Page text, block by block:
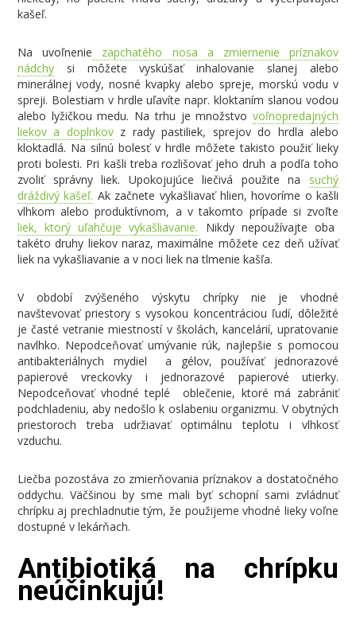
kašeľ.
Na uvoľnenie zapchatého nosa a zmiernenie príznakov
nádchysi môžete vyskúšať inhalovanie slanej alebo
minerálnej vody, nosné kvapky alebo spreje, morskú vodu v
spreji. Bolestiam v hrdle uľavíte napr. kloktaním slanou vodou
alebo lyžičkou medu. Na trhu je množstvovoľnopredajných
liekov a doplnkovz rady pastiliek, sprejov do hrdla alebo
kloktadlá. Na silnú bolesť v hrdle môžete takisto použiť lieky
proti bolesti. Pri kašli treba rozlišovať jeho druh a podľa toho
zvoliť správny liek. Upokojujúce liečivá použite na suchý
dráždivý kašeľ. Ak začnete vykašliavať hlien, hovoríme o kašli
vlhkom alebo produktívnom, a v takomto prípade si zvoľte
liek, ktorý uľahčuje vykašliavanie. Nikdy nepoužívajte oba
takéto druhy liekov naraz, maximálne môžete cez deň užívať
liek na vykašliavanie a v noci liek na tlmenie kašľa.
V období zvýšeného výskytu chrípky nie je vhodné
navštevovať priestory s vysokou koncentráciou ľudí, dôležité
je časté vetranie miestností v školách, kancelárií, upratovanie
navlhko. Nepodceňovať umývanie rúk, najlepšie s pomocou
antibakteriálnych mydiel a gélov, používať jednorazové
papierové vreckovky i jednorazové papierové utierky.
Nepodceňovať vhodné teplé oblečenie, ktoré má zabrániť
podchladeniu, aby nedošlo k oslabeniu organizmu. V obytných
priestoroch treba udržiavať optimálnu teplotu i vlhkosť
vzduchu.
Liečba pozostáva zo zmierňovania príznakov a dostatočného
oddychu. Väčšinou by sme mali byť schopní sami zvládnuť
chrípku aj prechladnutie tým, že použijeme vhodné lieky voľne
dostupné v lekárňach.
Antibiotiká na chrípku
neúčinkujú!